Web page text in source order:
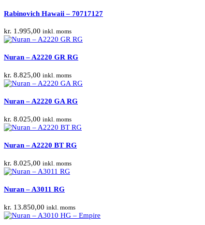
Rabinovich Hawaii – 70717127
kr. 1.995,00 inkl. moms
Nuran – A2220 GR RG
kr. 8.825,00 inkl. moms
Nuran – A2220 GA RG
kr. 8.025,00 inkl. moms
Nuran – A2220 BT RG
kr. 8.025,00 inkl. moms
Nuran – A3011 RG
kr. 13.850,00 inkl. moms